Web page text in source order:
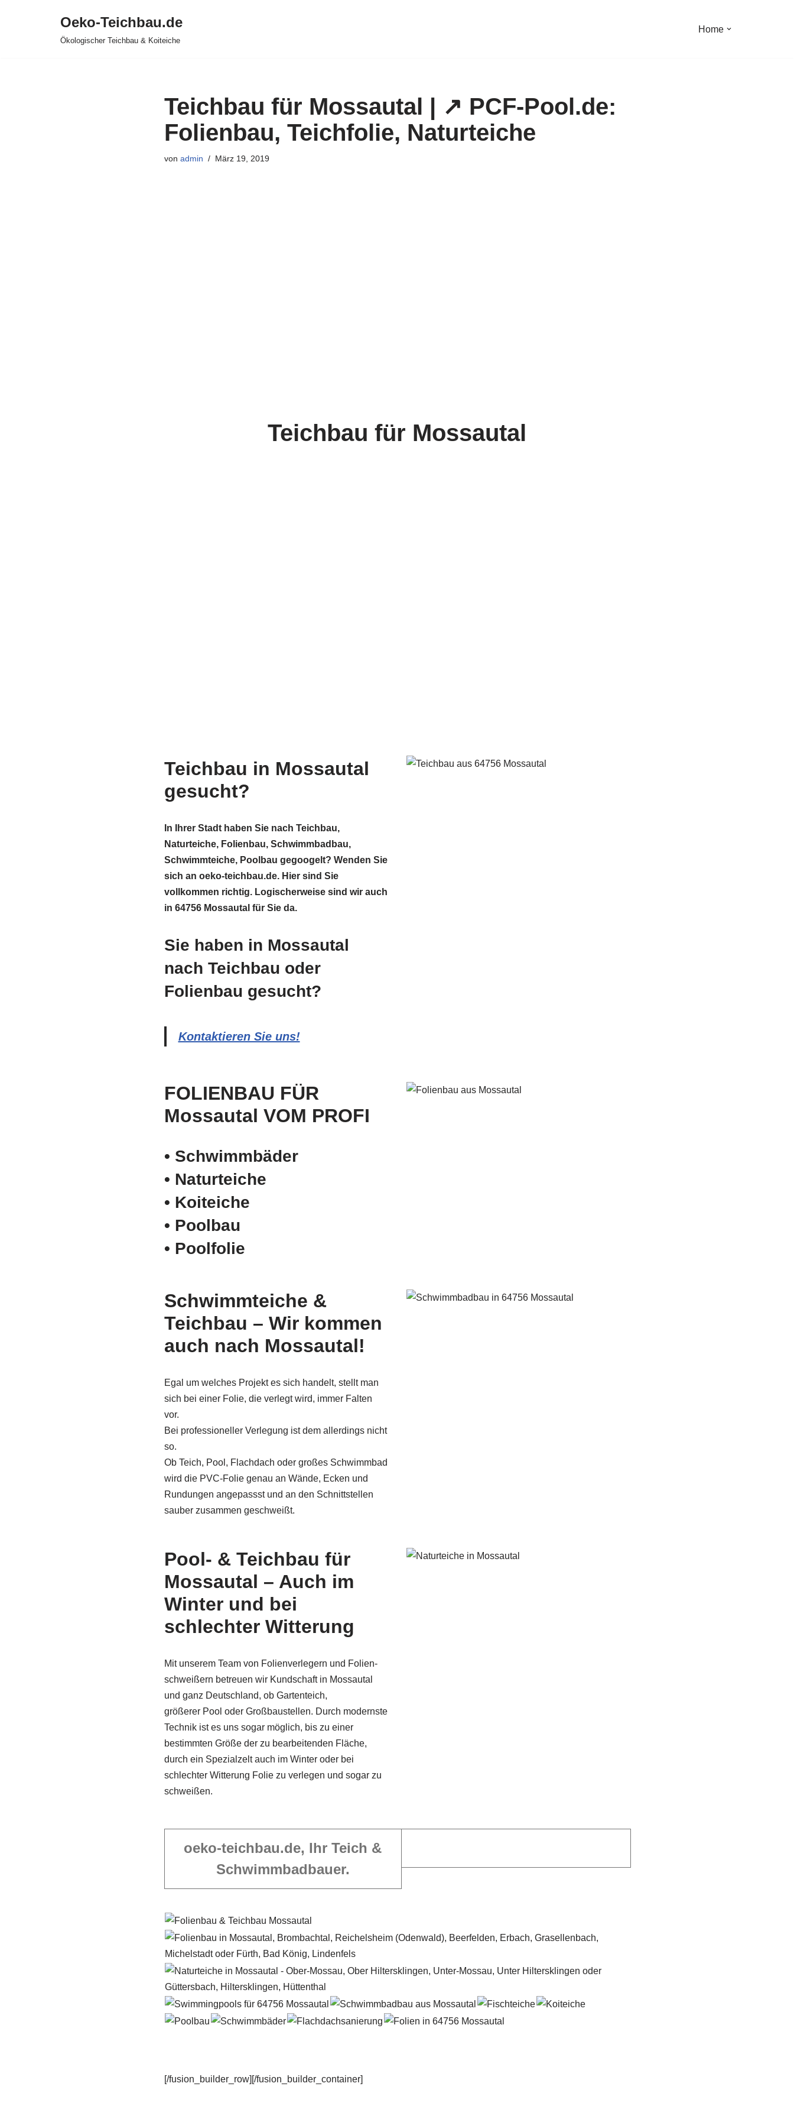
Oeko-Teichbau.de
Ökologischer Teichbau & Koiteiche
Home
Teichbau für Mossautal | ↗️ PCF-Pool.de:
Folienbau, Teichfolie, Naturteiche
von admin März 19, 2019
Teichbau für Mossautal
Teichbau in Mossautal
gesucht?
In Ihrer Stadt haben Sie nach Teichbau,
Naturteiche, Folienbau, Schwimmbadbau,
Schwimmteiche, Poolbau gegoogelt? Wenden Sie
sich an oeko-teichbau.de. Hier sind Sie
vollkommen richtig. Logischerweise sind wir auch
in 64756 Mossautal für Sie da.
Sie haben in Mossautal
nach Teichbau oder
Folienbau gesucht?
Kontaktieren Sie uns!
FOLIENBAU FÜR
Mossautal VOM PROFI
• Schwimm­bäder
• Naturteiche
• Koiteiche
• Poolbau
• Poolfolie
Schwimmteiche &
Teichbau – Wir kommen
auch nach Mossautal!
Egal um welches Projekt es sich handelt, stellt man
sich bei einer Folie, die verlegt wird, immer Falten
vor.
Bei professioneller Verlegung ist dem allerdings nicht
so.
Ob Teich, Pool, Flachdach oder großes Schwimmbad
wird die PVC-Folie genau an Wände, Ecken und
Rundungen angepassst und an den Schnittstellen
sauber zusammen geschweißt.
Pool- & Teichbau für
Mossautal – Auch im
Winter und bei
schlechter Witterung
Mit unserem Team von Folienverlegern und Folien­
schweißern betreuen wir Kundschaft in Mossautal
und ganz Deutschland, ob Gartenteich,
größerer Pool oder Großbaustellen. Durch modernste
Technik ist es uns sogar möglich, bis zu einer
bestimmten Größe der zu bearbeitenden Fläche,
durch ein Spezi­alzelt auch im Winter oder bei
schlechter Witterung Folie zu verlegen und sogar zu
schweißen.
oeko-teichbau.de, Ihr Teich &
Schwimmbadbauer.
[/fusion_builder_row][/fusion_builder_container]